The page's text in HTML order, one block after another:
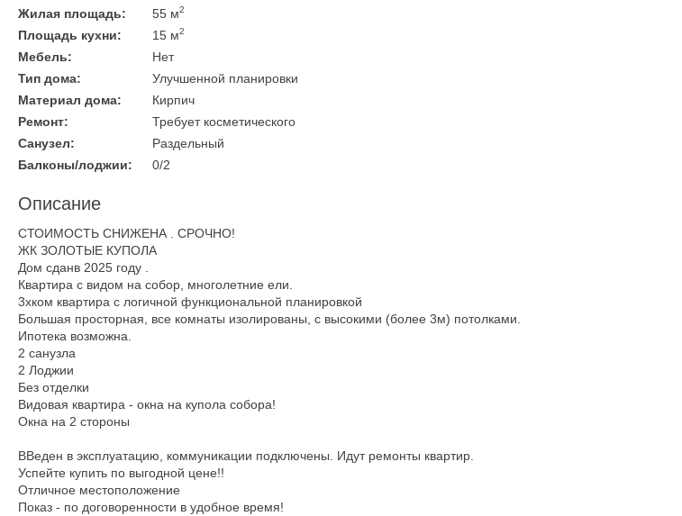
Жилая площадь: 55 м2
Площадь кухни: 15 м2
Мебель:
Нет
Тип дома:
Улучшенной планировки
Материал дома:
Кирпич
Ремонт:
Требует косметического
Санузел:
Раздельный
Балконы/лоджии:
0/2
Описание
СТОИМОСТЬ СНИЖЕНА . СРОЧНО!
ЖК ЗОЛОТЫЕ КУПОЛА
Дом сданв 2025 году .
Квартира с видом на собор, многолетние ели.
3хком квартира с логичной функциональной планировкой
Большая просторная, все комнаты изолированы, с высокими (более 3м) потолками.
Ипотека возможна.
2 санузла
2 Лоджии
Без отделки
Видовая квартира - окна на купола собора!
Окна на 2 стороны
ВВеден в эксплуатацию, коммуникации подключены. Идут ремонты квартир.
Успейте купить по выгодной цене!!
Отличное местоположение
Показ - по договоренности в удобное время!